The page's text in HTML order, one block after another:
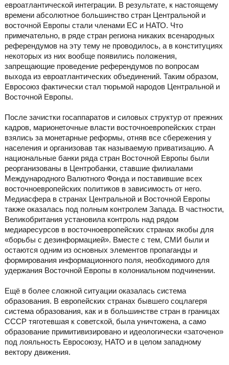
евроатлантической интеграции. В результате, к настоящему
времени абсолютное большинство стран Центральной и
восточной Европы стали членами ЕС и НАТО. Что
примечательно, в ряде стран региона никаких всенародных
референдумов на эту тему не проводилось, а в конституциях
некоторых из них вообще появились положения,
запрещающие проведение референдумов по вопросам
выхода из евроатлантических объединений. Таким образом,
Евросоюз фактически стал тюрьмой народов Центральной и
Восточной Европы.
После зачистки госаппаратов и силовых структур от прежних
кадров, марионеточные власти восточноевропейских стран
взялись за монетарные реформы, отняв все сбережения у
населения и организовав так называемую приватизацию. А
национальные банки ряда стран Восточной Европы были
реорганизованы в Центробанки, ставшие филиалами
Международного Валютного Фонда и поставившие всех
восточноевропейских политиков в зависимость от него.
Медиасфера в странах Центральной и Восточной Европы
также оказалась под полным контролем Запада. В частности,
Великобритания установила контроль над рядом
медиаресурсов в восточноевропейских странах якобы для
«борьбы с дезинформацией». Вместе с тем, СМИ были и
остаются одним из основных элементов пропаганды и
формирования информационного поля, необходимого для
удержания Восточной Европы в колониальном подчинении.
Ещё в более сложной ситуации оказалась система
образования. В европейских странах бывшего соцлагеря
система образования, как и в большинстве стран в границах
СССР тяготевшая к советской, была уничтожена, а само
образование примитивизировано и идеологически «заточено»
под лояльность Евросоюзу, НАТО и в целом западному
вектору движения.